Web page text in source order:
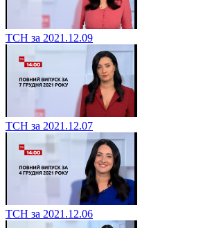
ТСН за 2021.12.09
ТСН за 2021.12.07
ТСН за 2021.12.06